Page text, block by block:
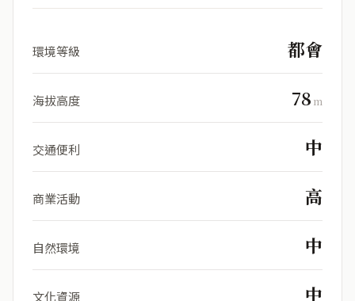
環境等級 都會
海拔高度 78 m
交通便利 中
商業活動 高
自然環境 中
文化資源 中